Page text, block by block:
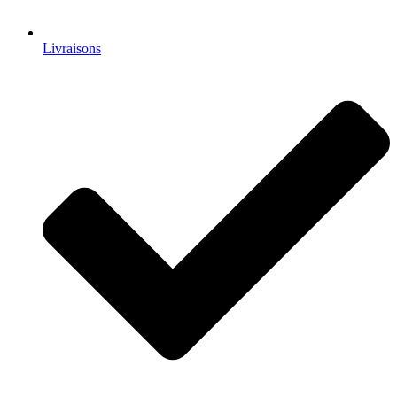
Livraisons